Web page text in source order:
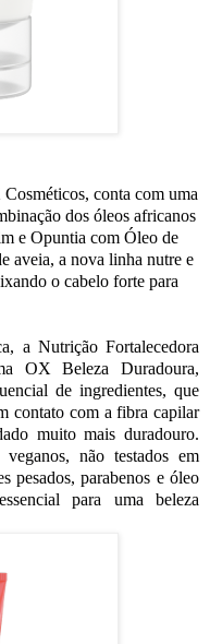
conta com uma
dos óleos africanos
e Opuntia com Óleo de
aveia, a nova linha nutre e
o cabelo forte para
a Nutrição Fortalecedora
OX Beleza Duradoura,
de ingredientes, que
contato com a fibra capilar
muito mais duradouro.
não testados em
pesados, parabenos e óleo
para uma beleza